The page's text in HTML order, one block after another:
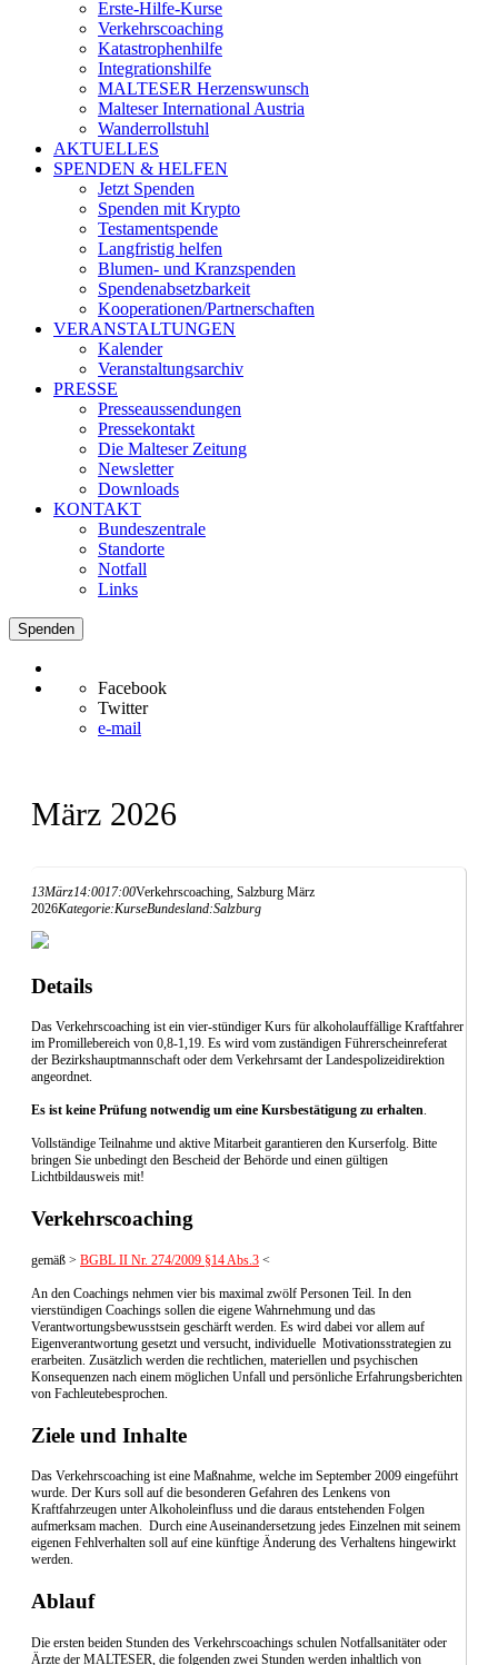
Erste-Hilfe-Kurse
Verkehrscoaching
Katastrophenhilfe
Integrationshilfe
MALTESER Herzenswunsch
Malteser International Austria
Wanderrollstuhl
AKTUELLES
SPENDEN & HELFEN
Jetzt Spenden
Spenden mit Krypto
Testamentspende
Langfristig helfen
Blumen- und Kranzspenden
Spendenabsetzbarkeit
Kooperationen/Partnerschaften
VERANSTALTUNGEN
Kalender
Veranstaltungsarchiv
PRESSE
Presseaussendungen
Pressekontakt
Die Malteser Zeitung
Newsletter
Downloads
KONTAKT
Bundeszentrale
Standorte
Notfall
Links
Spenden
Facebook
Twitter
e-mail
März 2026
13März14:0017:00Verkehrscoaching, Salzburg März
2026Kategorie:KurseBundesland:Salzburg
Details
Das Verkehrscoaching ist ein vier-stündiger Kurs für alkoholauffällige Kraftfahrer
im Promillebereich von 0,8-1,19. Es wird vom zuständigen Führerscheinreferat
der Bezirkshauptmannschaft oder dem Verkehrsamt der Landespolizeidirektion
angeordnet.
Es ist keine Prüfung notwendig um eine Kursbestätigung zu erhalten.
Vollständige Teilnahme und aktive Mitarbeit garantieren den Kurserfolg. Bitte
bringen Sie unbedingt den Bescheid der Behörde und einen gültigen
Lichtbildausweis mit!
Verkehrscoaching
gemäß > BGBL II Nr. 274/2009 §14 Abs.3 <
An den Coachings nehmen vier bis maximal zwölf Personen Teil. In den
vierstündigen Coachings sollen die eigene Wahrnehmung und das
Verantwortungsbewusstsein geschärft werden. Es wird dabei vor allem auf
Eigenverantwortung gesetzt und versucht, individuelle Motivationsstrategien zu
erarbeiten. Zusätzlich werden die rechtlichen, materiellen und psychischen
Konsequenzen nach einem möglichen Unfall und persönliche Erfahrungsberichten
von Fachleutebesprochen.
Ziele und Inhalte
Das Verkehrscoaching ist eine Maßnahme, welche im September 2009 eingeführt
wurde. Der Kurs soll auf die besonderen Gefahren des Lenkens von
Kraftfahrzeugen unter Alkoholeinfluss und die daraus entstehenden Folgen
aufmerksam machen. Durch eine Auseinandersetzung jedes Einzelnen mit seinem
eigenen Fehlverhalten soll auf eine künftige Änderung des Verhaltens hingewirkt
werden.
Ablauf
Die ersten beiden Stunden des Verkehrscoachings schulen Notfallsanitäter oder
Ärzte der MALTESER, die folgenden zwei Stunden werden inhaltlich von